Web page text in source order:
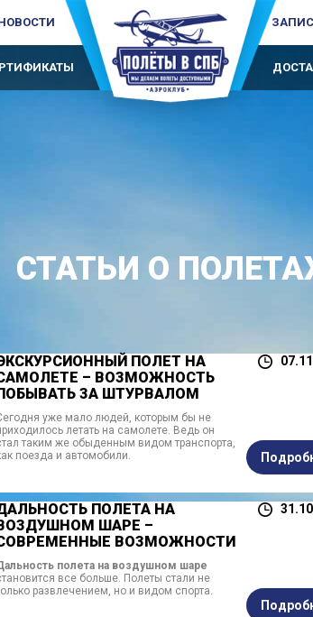
СТАТЬИ О
ПОЛЕТ НА
– ВОЗМОЖНОСТЬ
ЗА ШТУРВАЛОМ
уже мало людей, которым бы не
летать на самолете. Ведь он
таким же обыденным видом транспорта,
поезда и автомобили.
ПОЛЕТА НА
ШАРЕ –
ВОЗМОЖНОСТИ
полета на воздушном шаре
все больше. Полеты стали не
развлечением, но и видом спорта.